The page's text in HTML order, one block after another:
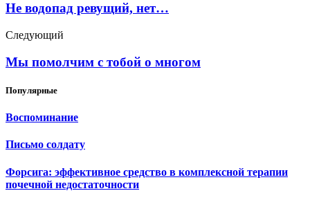
Не водопад ревущий, нет…
Следующий
Мы помолчим с тобой о многом
Популярные
Воспоминание
Письмо солдату
Форсига: эффективное средство в комплексной терапии
почечной недостаточности